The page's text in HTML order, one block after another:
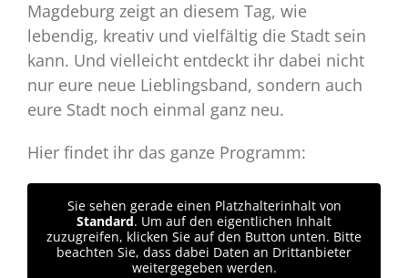
Magdeburg zeigt an diesem Tag, wie
lebendig, kreativ und vielfältig die Stadt sein
kann. Und vielleicht entdeckt ihr dabei nicht
nur eure neue Lieblingsband, sondern auch
eure Stadt noch einmal ganz neu.
Hier findet ihr das ganze Programm:
Sie sehen gerade einen Platzhalterinhalt von
Standard. Um auf den eigentlichen Inhalt
zuzugreifen, klicken Sie auf den Button unten. Bitte
beachten Sie, dass dabei Daten an Drittanbieter
weitergegeben werden.